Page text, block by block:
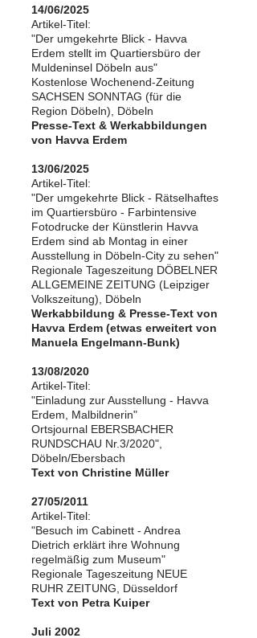
14/06/2025
Artikel-Titel:
"Der umgekehrte Blick - Havva
Erdem stellt im Quartiersbüro der
Muldeninsel Döbeln aus"
Kostenlose Wochenend-Zeitung
SACHSEN SONNTAG (für die
Region Döbeln), Döbeln
Presse-Text & Werkabbildungen
von Havva Erdem
13/06/2025
Artikel-Titel:
"Der umgekehrte Blick - Rätselhaftes
im Quartiersbüro - Farbintensive
Fotodrucke der Künstlerin Havva
Erdem sind ab Montag in einer
Ausstellung in Döbeln-City zu sehen"
Regionale Tageszeitung DÖBELNER
ALLGEMEINE ZEITUNG (Leipziger
Volkszeitung), Döbeln
Werkabbildung & Presse-Text von
Havva Erdem (etwas erweitert von
Manuela Engelmann-Bunk)
13/08/2020
Artikel-Titel:
"Einladung zur Ausstellung - Havva
Erdem, Malbildnerin"
Ortsjournal EBERSBACHER
RUNDSCHAU Nr.3/2020",
Döbeln/Ebersbach
Text von Christine Müller
27/05/2011
Artikel-Titel:
"Besuch im Cabinett - Andrea
Dietrich erklärt ihre Wohnung
regelmäßig zum Museum"
Regionale Tageszeitung NEUE
RUHR ZEITUNG, Düsseldorf
Text von Petra Kuiper
Juli 2002